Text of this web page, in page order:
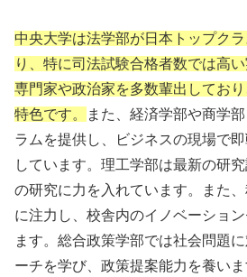
中央大学は法学部が日本トップク
り、特に司法試験合格者数では高
専門家や政治家を多数輩出してお
特色です。
また、経済学部や商学
ラムを提供し、ビジネスの現場で
しています。理工学部は最新の研
の研究に力を入れています。また
に注力し、校舎内のイノベーショ
ます。総合政策学部では社会問題
ーチを学び、政策提案能力を養いま